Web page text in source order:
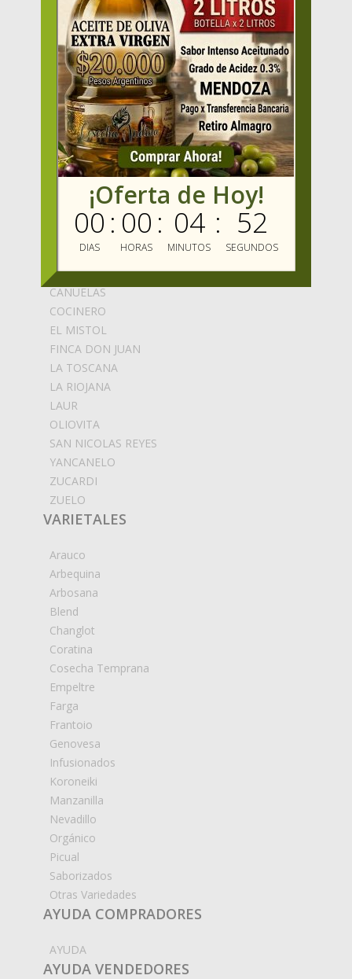
PRODUCTOS
OFERTAS
VENDER
MAYORISTAS
Mercado Oliva TV
MIS FAVORITOS
MERCADO OLIVA
ENVIOS GRATIS
BLOG
MARCAS
ABEDUL
ALCARAZ
ALMAOLIVA
ARECO
CAÑUELAS
COCINERO
EL MISTOL
FINCA DON JUAN
LA TOSCANA
LA RIOJANA
LAUR
OLIOVITA
SAN NICOLAS REYES
YANCANELO
ZUCARDI
ZUELO
VARIETALES
Arauco
Arbequina
Arbosana
Blend
Changlot
Coratina
Cosecha Temprana
Empeltre
Farga
Frantoio
Genovesa
Infusionados
Koroneiki
Manzanilla
Nevadillo
Orgánico
Picual
Saborizados
Otras Variedades
AYUDA COMPRADORES
AYUDA
AYUDA VENDEDORES
¡Oferta de Hoy!
00
DIAS
: 00
HORAS
: 04
MINUTOS
: 51
SEGUNDOS